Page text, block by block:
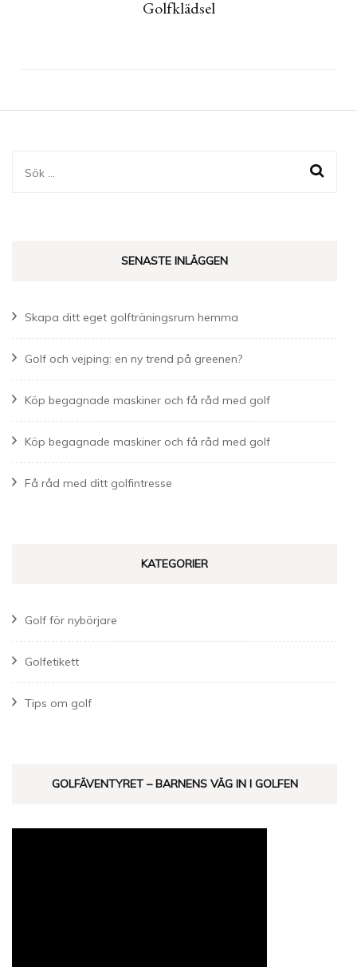
Golfklädsel
Sök
SENASTE INLÄGGEN
Skapa ditt eget golfträningsrum hemma
Golf och vejping: en ny trend på greenen?
Köp begagnade maskiner och få råd med golf
Köp begagnade maskiner och få råd med golf
Få råd med ditt golfintresse
KATEGORIER
Golf för nybörjare
Golfetikett
Tips om golf
GOLFÄVENTYRET – BARNENS VÄG IN I GOLFEN